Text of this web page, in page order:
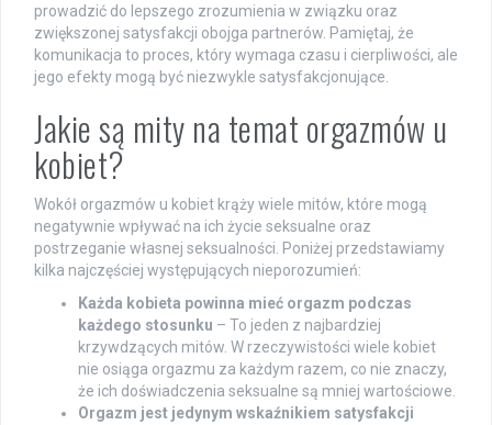
prowadzić do lepszego zrozumienia w związku oraz
zwiększonej satysfakcji obojga partnerów. Pamiętaj, że
komunikacja to proces, który wymaga czasu i cierpliwości, ale
jego efekty mogą być niezwykle satysfakcjonujące.
Jakie są mity na temat orgazmów u
kobiet?
Wokół orgazmów u kobiet krąży wiele mitów, które mogą
negatywnie wpływać na ich życie seksualne oraz
postrzeganie własnej seksualności. Poniżej przedstawiamy
kilka najczęściej występujących nieporozumień:
Każda kobieta powinna mieć orgazm podczas
każdego stosunku – To jeden z najbardziej
krzywdzących mitów. W rzeczywistości wiele kobiet
nie osiąga orgazmu za każdym razem, co nie znaczy,
że ich doświadczenia seksualne są mniej wartościowe.
Orgazm jest jedynym wskaźnikiem satysfakcji